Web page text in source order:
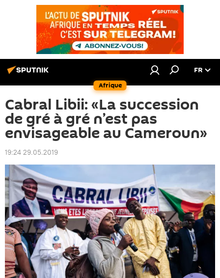
Afrique
FR
Cabral Libii: «La succession
de gré à gré n’est pas
envisageable au Cameroun»
19:24 29.05.2019